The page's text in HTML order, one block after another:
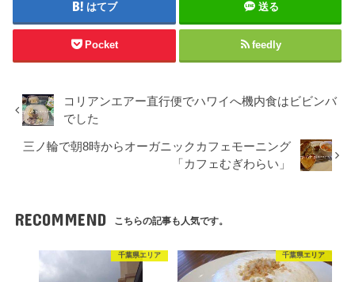
はてブ 送る
Pocket feedly
コリアンエアー直行便でハワイへ機内食はビビンバ
でした
三ノ輪で朝8時からオーガニックカフェモーニング
「カフェむぎわらい」
RECOMMEND こちらの記事も人気です。
千葉県エリア 千葉県エリア